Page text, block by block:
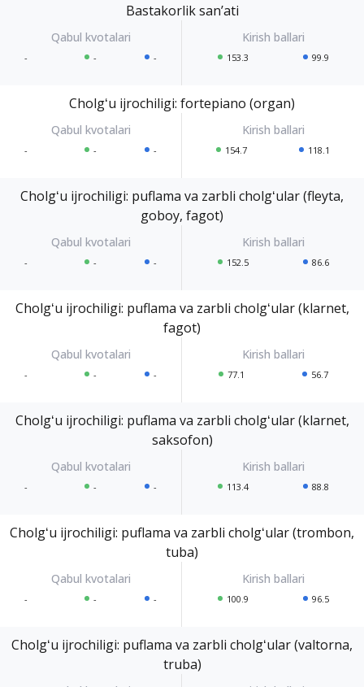
Bastakorlik sanʼati
- - - 153.3 99.9
Cholgʻu ijrochiligi: fortepiano (organ)
- - - 154.7 118.1
Cholgʻu ijrochiligi: puflama va zarbli cholgʻular (fleyta,
goboy, fagot)
- - - 152.5 86.6
Cholgʻu ijrochiligi: puflama va zarbli cholgʻular (klarnet,
fagot)
- - - 77.1 56.7
Cholgʻu ijrochiligi: puflama va zarbli cholgʻular (klarnet,
saksofon)
- - - 113.4 88.8
Cholgʻu ijrochiligi: puflama va zarbli cholgʻular (trombon,
tuba)
- - - 100.9 96.5
Cholgʻu ijrochiligi: puflama va zarbli cholgʻular (valtorna,
truba)